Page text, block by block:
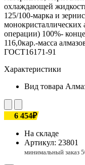
охлаждающей
125/100-марка и
монокристаллических
операции) 100%-
116,0кар.-масса
ГОСТ16171-91
Характеристики
Вид товара
6 454₽
На складе
Артикул: 23801